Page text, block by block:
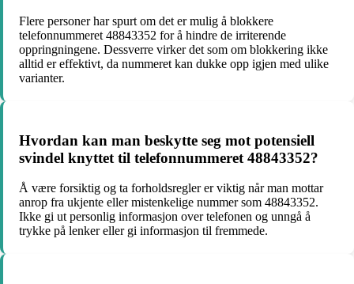
Flere personer har spurt om det er mulig å blokkere
telefonnummeret 48843352 for å hindre de irriterende
oppringningene. Dessverre virker det som om blokkering ikke
alltid er effektivt, da nummeret kan dukke opp igjen med ulike
varianter.
Hvordan kan man beskytte seg mot potensiell
svindel knyttet til telefonnummeret 48843352?
Å være forsiktig og ta forholdsregler er viktig når man mottar
anrop fra ukjente eller mistenkelige nummer som 48843352.
Ikke gi ut personlig informasjon over telefonen og unngå å
trykke på lenker eller gi informasjon til fremmede.